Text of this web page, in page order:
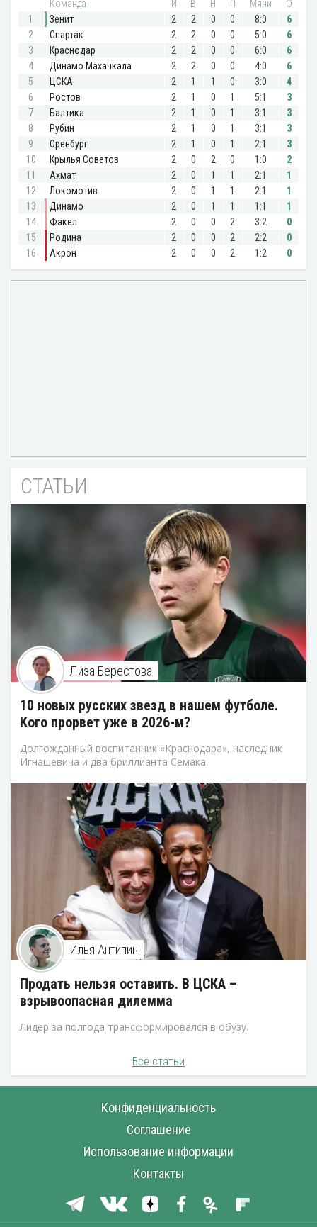
СТАТЬИ
Лиза Берестова
10 новых русских звезд в нашем футболе.
Кого прорвет уже в 2026-м?
Долгожданный воспитанник «Краснодара», наследник
Игнашевича и два бриллианта Семака.
Илья Антипин
Продать нельзя оставить. В ЦСКА –
взрывоопасная дилемма
Лидер за полгода трансформировался в обузу.
Все статьи
Конфиденциальность
Соглашение
Использование информации
Контакты